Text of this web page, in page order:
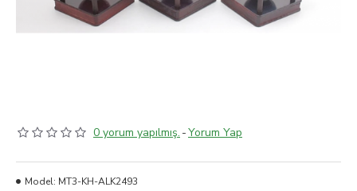
0 yorum yapılmış. -Yorum Yap
Model: MT3-KH-ALK2493